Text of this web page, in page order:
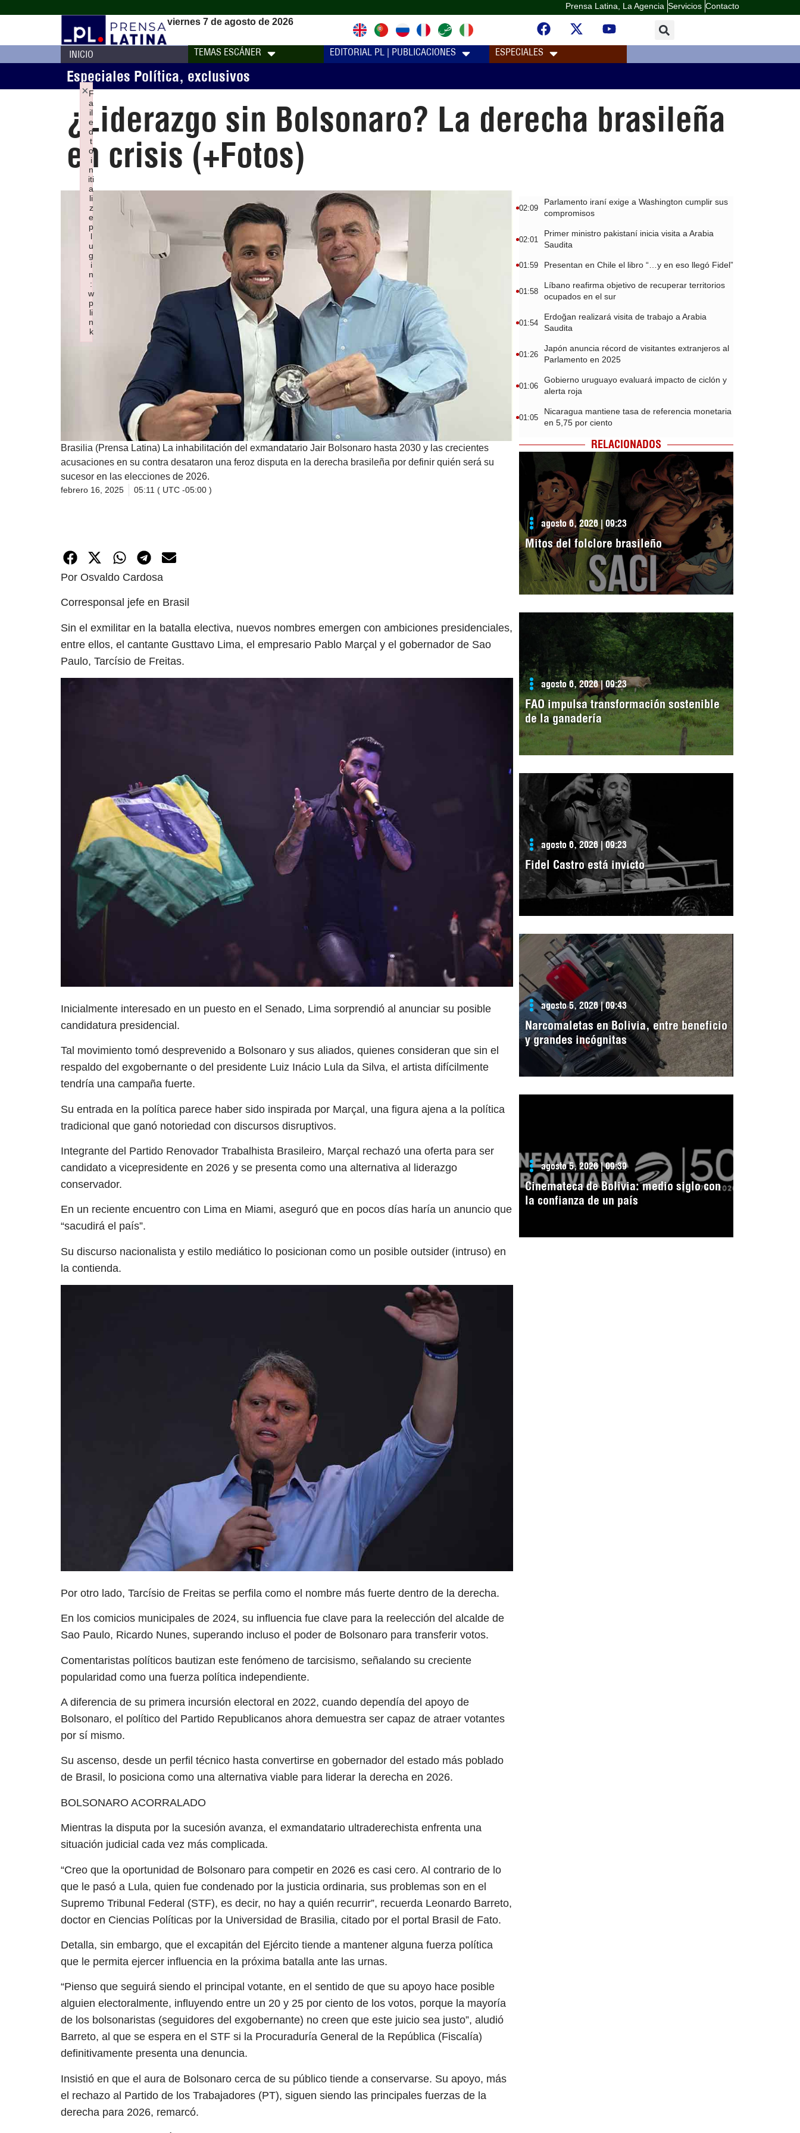
Prensa Latina, La Agencia Servicios Contacto
viernes 7 de agosto de 2026
INICIO TEMAS ESCÁNER EDITORIAL PL | PUBLICACIONES ESPECIALES
Especiales Política, exclusivos
¿Liderazgo sin Bolsonaro? La derecha brasileña
en crisis (+Fotos)
Brasilia (Prensa Latina) La inhabilitación del exmandatario Jair Bolsonaro hasta 2030 y las crecientes
acusaciones en su contra desataron una feroz disputa en la derecha brasileña por definir quién será su
sucesor en las elecciones de 2026.
febrero 16, 2025 05:11 ( UTC -05:00 )
Por Osvaldo Cardosa
Corresponsal jefe en Brasil
Sin el exmilitar en la batalla electiva, nuevos nombres emergen con ambiciones presidenciales,
entre ellos, el cantante Gusttavo Lima, el empresario Pablo Marçal y el gobernador de Sao
Paulo, Tarcísio de Freitas.
Inicialmente interesado en un puesto en el Senado, Lima sorprendió al anunciar su posible
candidatura presidencial.
Tal movimiento tomó desprevenido a Bolsonaro y sus aliados, quienes consideran que sin el
respaldo del exgobernante o del presidente Luiz Inácio Lula da Silva, el artista difícilmente
tendría una campaña fuerte.
Su entrada en la política parece haber sido inspirada por Marçal, una figura ajena a la política
tradicional que ganó notoriedad con discursos disruptivos.
Integrante del Partido Renovador Trabalhista Brasileiro, Marçal rechazó una oferta para ser
candidato a vicepresidente en 2026 y se presenta como una alternativa al liderazgo
conservador.
En un reciente encuentro con Lima en Miami, aseguró que en pocos días haría un anuncio que
“sacudirá el país”.
Su discurso nacionalista y estilo mediático lo posicionan como un posible outsider (intruso) en
la contienda.
Por otro lado, Tarcísio de Freitas se perfila como el nombre más fuerte dentro de la derecha.
En los comicios municipales de 2024, su influencia fue clave para la reelección del alcalde de
Sao Paulo, Ricardo Nunes, superando incluso el poder de Bolsonaro para transferir votos.
Comentaristas políticos bautizan este fenómeno de tarcisismo, señalando su creciente
popularidad como una fuerza política independiente.
A diferencia de su primera incursión electoral en 2022, cuando dependía del apoyo de
Bolsonaro, el político del Partido Republicanos ahora demuestra ser capaz de atraer votantes
por sí mismo.
Su ascenso, desde un perfil técnico hasta convertirse en gobernador del estado más poblado
de Brasil, lo posiciona como una alternativa viable para liderar la derecha en 2026.
BOLSONARO ACORRALADO
Mientras la disputa por la sucesión avanza, el exmandatario ultraderechista enfrenta una
situación judicial cada vez más complicada.
“Creo que la oportunidad de Bolsonaro para competir en 2026 es casi cero. Al contrario de lo
que le pasó a Lula, quien fue condenado por la justicia ordinaria, sus problemas son en el
Supremo Tribunal Federal (STF), es decir, no hay a quién recurrir”, recuerda Leonardo Barreto,
doctor en Ciencias Políticas por la Universidad de Brasilia, citado por el portal Brasil de Fato.
Detalla, sin embargo, que el excapitán del Ejército tiende a mantener alguna fuerza política
que le permita ejercer influencia en la próxima batalla ante las urnas.
“Pienso que seguirá siendo el principal votante, en el sentido de que su apoyo hace posible
alguien electoralmente, influyendo entre un 20 y 25 por ciento de los votos, porque la mayoría
de los bolsonaristas (seguidores del exgobernante) no creen que este juicio sea justo”, aludió
Barreto, al que se espera en el STF si la Procuraduría General de la República (Fiscalía)
definitivamente presenta una denuncia.
Insistió en que el aura de Bolsonaro cerca de su público tiende a conservarse. Su apoyo, más
el rechazo al Partido de los Trabajadores (PT), siguen siendo las principales fuerzas de la
derecha para 2026, remarcó.
02:09
Parlamento iraní exige a Washington cumplir sus
compromisos
02:01
Primer ministro pakistaní inicia visita a Arabia
Saudita
01:59 Presentan en Chile el libro “…y en eso llegó Fidel”
01:58
Líbano reafirma objetivo de recuperar territorios
ocupados en el sur
01:54
Erdoğan realizará visita de trabajo a Arabia
Saudita
01:26
Japón anuncia récord de visitantes extranjeros al
Parlamento en 2025
01:06
Gobierno uruguayo evaluará impacto de ciclón y
alerta roja
01:05
Nicaragua mantiene tasa de referencia monetaria
en 5,75 por ciento
RELACIONADOS
agosto 6, 2026 | 09:23
Mitos del folclore brasileño
agosto 6, 2026 | 09:23
FAO impulsa transformación sostenible
de la ganadería
agosto 6, 2026 | 09:23
Fidel Castro está invicto
agosto 5, 2026 | 09:43
Narcomaletas en Bolivia, entre beneficio
y grandes incógnitas
agosto 5, 2026 | 09:39
Cinemateca de Bolivia: medio siglo con
la confianza de un país
F
a
il
e
d
t
o
i
n
iti
a
li
z
e
p
l
u
g
i
n
:
w
p
li
n
k
×
Failed to initialize plugin: wplink